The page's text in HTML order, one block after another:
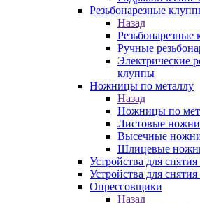
Резьбонарезные
Назад
Резьбонарезные
Ручные
Электрические
клуппы
Ножницы по металлу
Назад
Ножницы по
Листовые
Высечные
Шлицевые
Устройства для
Устройства для
Опрессовщики
Назад